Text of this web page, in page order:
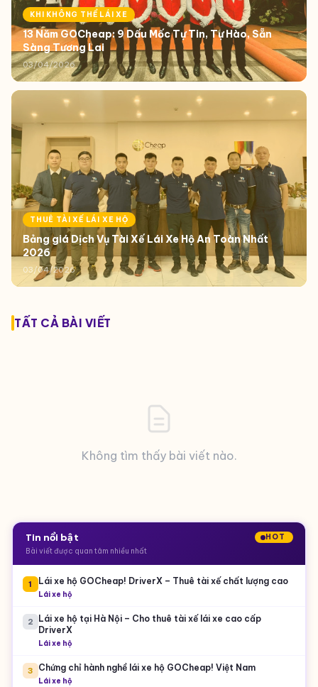
KHI KHÔNG THỂ LÁI XE
13 Năm GOCheap: 9 Dấu Mốc Tự Tin, Tự Hào, Sẵn
Sàng Tương Lai
03/04/2026
THUÊ TÀI XẾ LÁI XE HỘ
Bảng giá Dịch Vụ Tài Xế Lái Xe Hộ An Toàn Nhất
2026
03/04/2026
TẤT CẢ BÀI VIẾT
Không tìm thấy bài viết nào.
Tin nổi bật
HOT
Bài viết được quan tâm nhiều nhất
1 Lái xe hộ GOCheap! DriverX – Thuê tài xế chất lượng cao
Lái xe hộ
2 Lái xe hộ tại Hà Nội – Cho thuê tài xế lái xe cao cấp
DriverX
Lái xe hộ
3 Chứng chỉ hành nghề lái xe hộ GOCheap! Việt Nam
Lái xe hộ